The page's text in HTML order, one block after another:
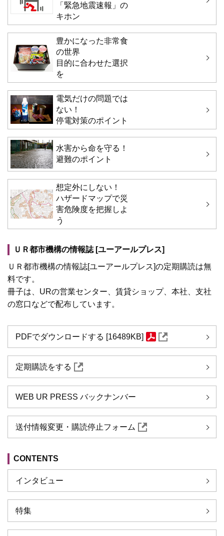
「緊急地震速報」の
キホン
豊かになった非常食
の世界
目的に合わせた選択
を
電気だけの問題では
ない！
停電対策のポイント
水害から命を守る！
避難のポイント
想定外にしない！
ハザードマップで災
害危険度を把握しよ
う
ＵＲ都市機構の情報誌 [ユーアールプレス]
ＵＲ都市機構の情報誌[ユーアールプレス]の定期購読は無
料です。
冊子は、URの営業センター、賃貸ショップ、本社、支社
の窓口などで配布しています。
PDFでダウンロードする [16489KB]
定期購読をする
WEB UR PRESS バックナンバー
送付情報変更・購読停止フォーム
CONTENTS
インタビュー
特集